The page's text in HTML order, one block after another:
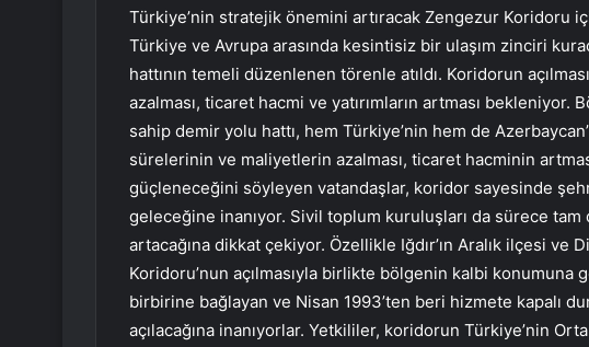
Türkiye’nin stratejik önemini artıracak Zengezur Koridoru
Türkiye ve Avrupa arasında kesintisiz bir ulaşım zinciri
hattının temeli düzenlenen törenle atıldı. Koridorun
azalması, ticaret hacmi ve yatırımların artması bekleniyor.
sahip demir yolu hattı, hem Türkiye’nin hem de
sürelerinin ve maliyetlerin azalması, ticaret hacminin
güçleneceğini söyleyen vatandaşlar, koridor sayesinde
geleceğine inanıyor. Sivil toplum kuruluşları da sürece tam
artacağına dikkat çekiyor. Özellikle Iğdır’ın Aralık ilçesi ve
Koridoru’nun açılmasıyla birlikte bölgenin kalbi konumuna
birbirine bağlayan ve Nisan 1993’ten beri hizmete kapalı
açılacağına inanıyorlar. Yetkililer, koridorun Türkiye’nin